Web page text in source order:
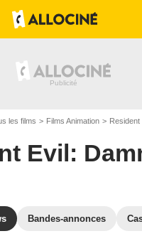
les films Films Animation Resident
Evil:
Bandes-annonces